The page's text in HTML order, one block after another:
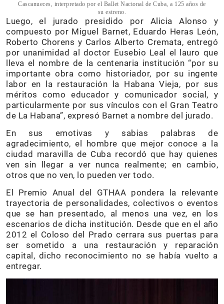
Cascanueces, interpretado por el Ballet Nacional de Cuba, a 125 años de
su estreno.
Luego, el jurado presidido por Alicia Alonso y
compuesto por Miguel Barnet, Eduardo Heras León,
Roberto Chorens y Carlos Alberto Cremata, entregó
por unanimidad al doctor Eusebio Leal el lauro que
lleva el nombre de la centenaria institución “por su
importante obra como historiador, por su ingente
labor en la restauración la Habana Vieja, por sus
méritos como educador y comunicador social, y
particularmente por sus vínculos con el Gran Teatro
de La Habana”, expresó Barnet a nombre del jurado.
En sus emotivas y sabias palabras de
agradecimiento, el hombre que mejor conoce a la
ciudad maravilla de Cuba recordó que hay quienes
ven sin llegar a ver nunca realmente; en cambio,
otros que no ven, lo pueden ver todo.
El Premio Anual del GTHAA pondera la relevante
trayectoria de personalidades, colectivos o eventos
que se han presentado, al menos una vez, en los
escenarios de dicha institución. Desde que en el año
2012 el Coloso del Prado cerrara sus puertas para
ser sometido a una restauración y reparación
capital, dicho reconocimiento no se había vuelto a
entregar.